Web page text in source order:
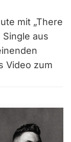
mit „There
Single aus
Video zum